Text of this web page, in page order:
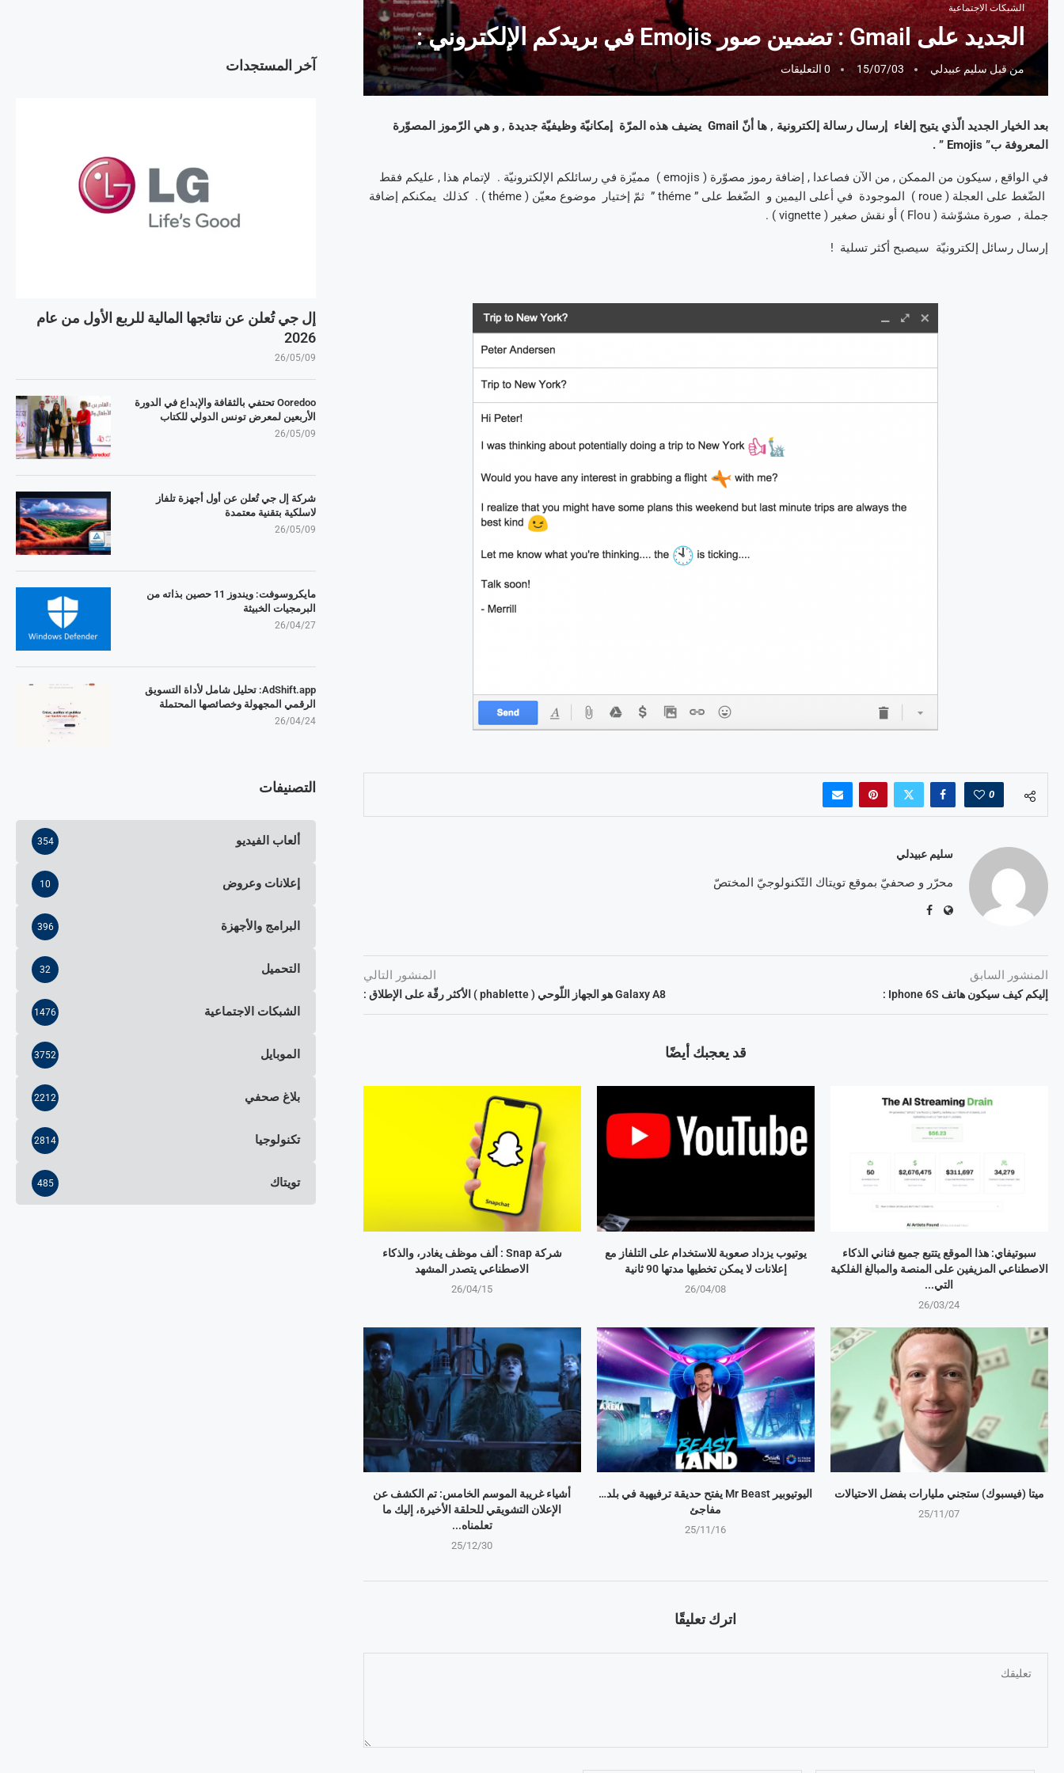
الشبكات الاجتماعية
الجديد على Gmail : تضمين صور Emojis في بريدكم الإلكتروني :
من قبلسليم عبيدلي 15/07/03 0 التعليقات
بعد الخيار الجديد الّذي يتيح إلغاء إرسال رسالة إلكترونية , ها أنّ Gmail يضيف هذه المرّة إمكانيّة وظيفيّة جديدة , و هي الرّموز المصوّرة
المعروفة ب” Emojis ” .
في الواقع , سيكون من الممكن , من الآن فصاعدا , إضافة رموز مصوّرة ( emojis ) مميّزة في رسائلكم الإلكترونيّة . لإتمام هذا , عليكم فقط
الضّغط على العجلة ( roue ) الموجودة في أعلى اليمين و الضّغط على ” théme ” ثمّ إختيار موضوع معيّن ( théme ) . كذلك يمكنكم إضافة
جملة , صورة مشوّشة ( Flou ) أو نقش صغير ( vignette ) .
إرسال رسائل إلكترونيّة سيصبح أكثر تسلية !
0
سليم عبيدلي
محرّر و صحفيّ بموقع تويتاك التّكنولوجيّ المختصّ
المنشور السابق
إليكم كيف سيكون هاتف Iphone 6S :
المنشور التالي
Galaxy A8 هو الجهاز اللّوحي ( phablette ) الأكثر رقّة على الإطلاق :
قد يعجبك أيضًا
شركة Snap : ألف موظف يغادر، والذكاء
الاصطناعي يتصدر المشهد
26/04/15
يوتيوب يزداد صعوبة للاستخدام على التلفاز مع
إعلانات لا يمكن تخطيها مدتها 90 ثانية
26/04/08
سبوتيفاي: هذا الموقع يتتبع جميع فناني الذكاء
الاصطناعي المزيفين على المنصة والمبالغ الفلكية
التي...
26/03/24
أشياء غريبة الموسم الخامس: تم الكشف عن
الإعلان التشويقي للحلقة الأخيرة، إليك ما
تعلمناه...
25/12/30
اليوتيوبير Mr Beast يفتح حديقة ترفيهية في بلد…
مفاجئ
25/11/16
ميتا (فيسبوك) ستجني مليارات بفضل الاحتيالات
25/11/07
اترك تعليقًا
آخر المستجدات
إل جي تُعلن عن نتائجها المالية للربع الأول من عام
2026
26/05/09
Ooredoo تحتفي بالثقافة والإبداع في الدورة
الأربعين لمعرض تونس الدولي للكتاب
26/05/09
شركة إل جي تُعلن عن أول أجهزة تلفاز
لاسلكية بتقنية معتمدة
26/05/09
مايكروسوفت: ويندوز 11 حصين بذاته من
البرمجيات الخبيثة
26/04/27
AdShift.app: تحليل شامل لأداة التسويق
الرقمي المجهولة وخصائصها المحتملة
26/04/24
التصنيفات
ألعاب الفيديو 354
إعلانات وعروض 10
البرامج والأجهزة 396
التحميل 32
الشبكات الاجتماعية 1476
الموبايل 3752
بلاغ صحفي 2212
تكنولوجيا 2814
تويتاك 485